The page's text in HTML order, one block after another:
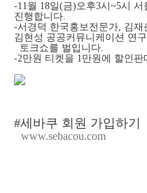
-11월 18일(금)오후3시~5시
진행합니다.
-서경덕 한국홍보전문가, 김
김현성 공공커뮤니케이션 연구
토크쇼를 벌입니다.
-2만원 티켓을 1만원에 할인판
#세바쿠 회원 가입하기
www.sebacou.com